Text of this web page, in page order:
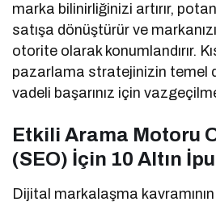
marka bilinirliğinizi artırır,
satışa dönüştürür ve
otorite olarak konumlandırır.
pazarlama stratejinizin temel
vadeli başarınız için
Etkili Arama Motoru
(SEO) İçin 10 Altın
Dijital markalaşma